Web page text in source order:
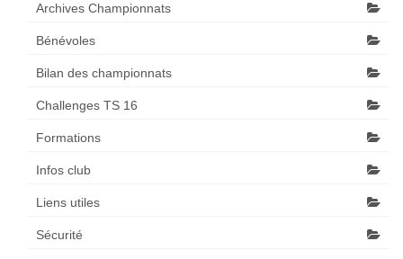
Archives Championnats
Bénévoles
Bilan des championnats
Challenges TS 16
Formations
Infos club
Liens utiles
Sécurité